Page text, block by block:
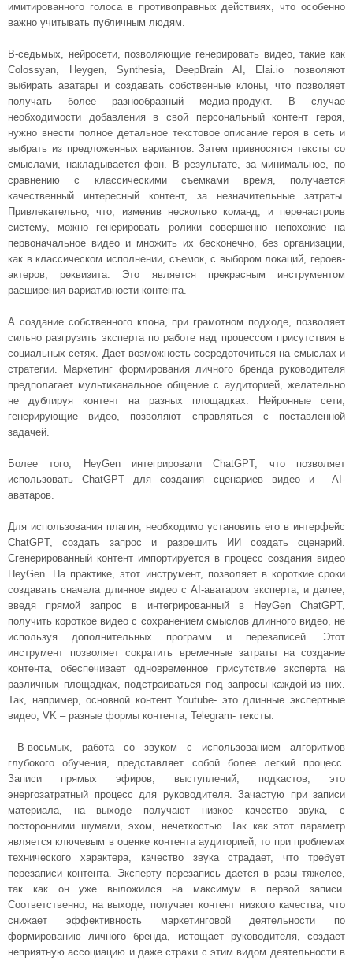
имитированного голоса в противоправных действиях, что особенно
важно учитывать публичным людям.
В-седьмых, нейросети, позволяющие генерировать видео, такие как
Colossyan, Heygen, Synthesia, DeepBrain AI, Elai.io позволяют
выбирать аватары и создавать собственные клоны, что позволяет
получать более разнообразный медиа-продукт. В случае
необходимости добавления в свой персональный контент героя,
нужно внести полное детальное текстовое описание героя в сеть и
выбрать из предложенных вариантов. Затем привносятся тексты со
смыслами, накладывается фон. В результате, за минимальное, по
сравнению с классическими съемками время, получается
качественный интересный контент, за незначительные затраты.
Привлекательно, что, изменив несколько команд, и перенастроив
систему, можно генерировать ролики совершенно непохожие на
первоначальное видео и множить их бесконечно, без организации,
как в классическом исполнении, съемок, с выбором локаций, героев-
актеров, реквизита. Это является прекрасным инструментом
расширения вариативности контента.
А создание собственного клона, при грамотном подходе, позволяет
сильно разгрузить эксперта по работе над процессом присутствия в
социальных сетях. Дает возможность сосредоточиться на смыслах и
стратегии. Маркетинг формирования личного бренда руководителя
предполагает мультиканальное общение с аудиторией, желательно
не дублируя контент на разных площадках. Нейронные сети,
генерирующие видео, позволяют справляться с поставленной
задачей.
Более того, HeyGen интегрировали ChatGPT, что позволяет
использовать ChatGPT для создания сценариев видео и AI-
аватаров.
Для использования плагин, необходимо установить его в интерфейс
ChatGPT, создать запрос и разрешить ИИ создать сценарий.
Сгенерированный контент импортируется в процесс создания видео
HeyGen. На практике, этот инструмент, позволяет в короткие сроки
создавать сначала длинное видео с AI-аватаром эксперта, и далее,
введя прямой запрос в интегрированный в HeyGen ChatGPT,
получить короткое видео с сохранением смыслов длинного видео, не
используя дополнительных программ и перезаписей. Этот
инструмент позволяет сократить временные затраты на создание
контента, обеспечивает одновременное присутствие эксперта на
различных площадках, подстраиваться под запросы каждой из них.
Так, например, основной контент Youtube- это длинные экспертные
видео, VK – разные формы контента, Теlegram- тексты.
В-восьмых, работа со звуком с использованием алгоритмов
глубокого обучения, представляет собой более легкий процесс.
Записи прямых эфиров, выступлений, подкастов, это
энергозатратный процесс для руководителя. Зачастую при записи
материала, на выходе получают низкое качество звука, с
посторонними шумами, эхом, нечеткостью. Так как этот параметр
является ключевым в оценке контента аудиторией, то при проблемах
технического характера, качество звука страдает, что требует
перезаписи контента. Эксперту перезапись дается в разы тяжелее,
так как он уже выложился на максимум в первой записи.
Соответственно, на выходе, получает контент низкого качества, что
снижает эффективность маркетинговой деятельности по
формированию личного бренда, истощает руководителя, создает
неприятную ассоциацию и даже страхи с этим видом деятельности в